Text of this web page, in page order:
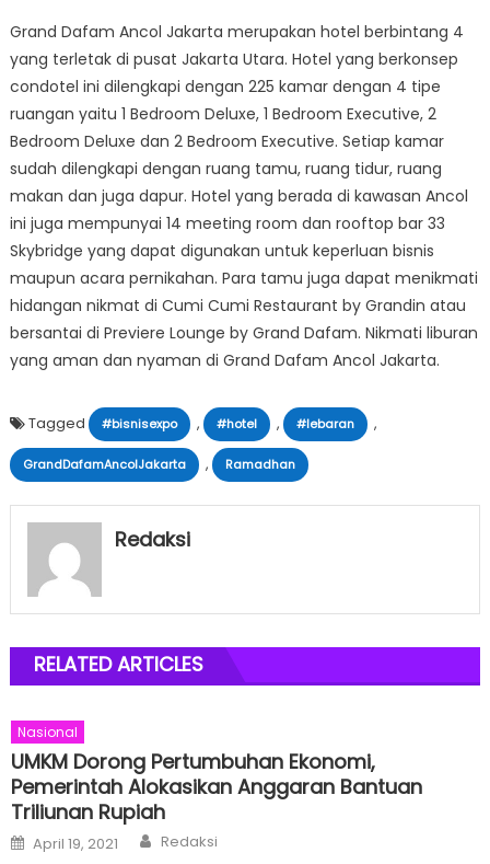
Grand Dafam Ancol Jakarta merupakan hotel berbintang 4
yang terletak di pusat Jakarta Utara. Hotel yang berkonsep
condotel ini dilengkapi dengan 225 kamar dengan 4 tipe
ruangan yaitu 1 Bedroom Deluxe, 1 Bedroom Executive, 2
Bedroom Deluxe dan 2 Bedroom Executive. Setiap kamar
sudah dilengkapi dengan ruang tamu, ruang tidur, ruang
makan dan juga dapur. Hotel yang berada di kawasan Ancol
ini juga mempunyai 14 meeting room dan rooftop bar 33
Skybridge yang dapat digunakan untuk keperluan bisnis
maupun acara pernikahan. Para tamu juga dapat menikmati
hidangan nikmat di Cumi Cumi Restaurant by Grandin atau
bersantai di Previere Lounge by Grand Dafam. Nikmati liburan
yang aman dan nyaman di Grand Dafam Ancol Jakarta.
Tagged #bisnisexpo , #hotel , #lebaran ,
GrandDafamAncolJakarta , Ramadhan
Redaksi
RELATED ARTICLES
Nasional
UMKM Dorong Pertumbuhan Ekonomi,
Pemerintah Alokasikan Anggaran Bantuan
Triliunan Rupiah
Posted
on
April 19, 2021 Author
Redaksi